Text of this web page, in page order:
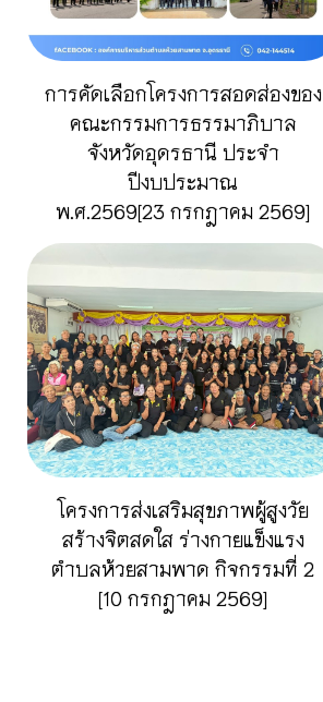
การคัดเลือกโครงการสอดส่องของ
คณะกรรมการธรรมาภิบาล
จังหวัดอุดรธานี ประจำ
ปีงบประมาณ
พ.ศ.2569[23 กรกฎาคม 2569]
โครงการส่งเสริมสุขภาพผู้สูงวัย
สร้างจิตสดใส ร่างกายแข็งแรง
ตำบลห้วยสามพาด กิจกรรมที่ 2
[10 กรกฎาคม 2569]